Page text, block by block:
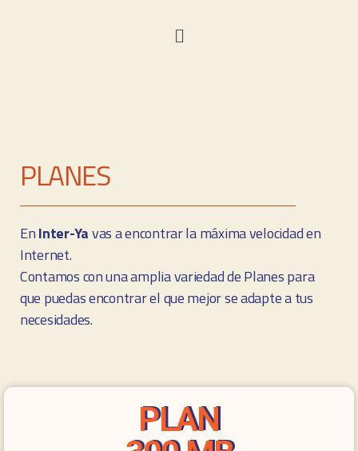
PLANES
EnInter-Yavas a encontrar la máxima velocidad en
Internet.
Contamos con una amplia variedad de Planes para
que puedas encontrar el que mejor se adapte a tus
necesidades.
PLAN